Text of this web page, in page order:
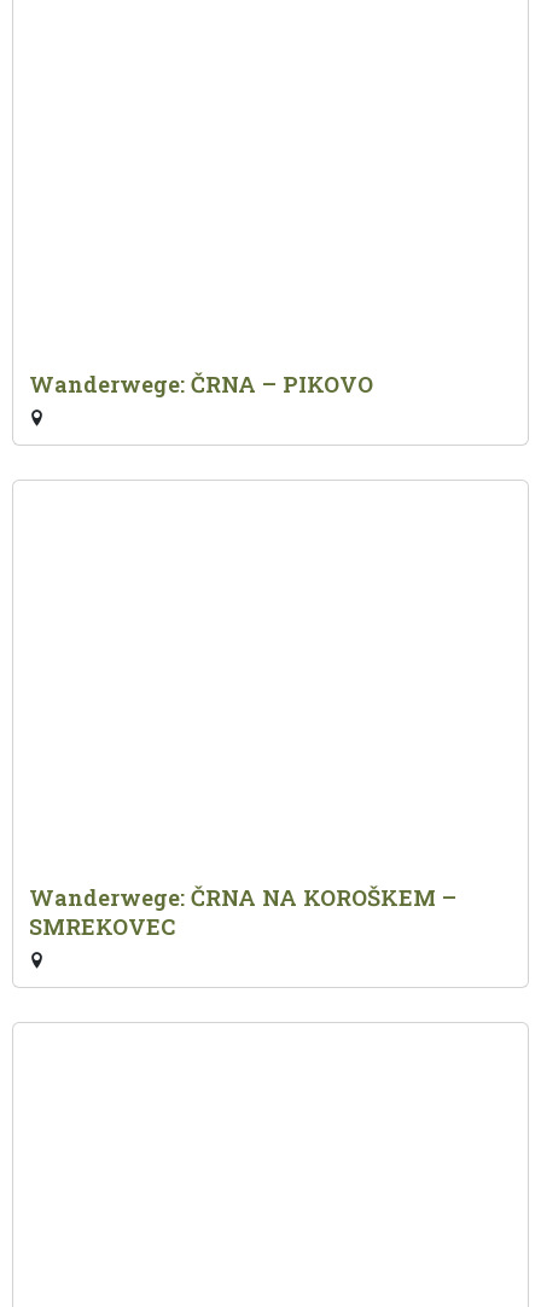
Wanderwege: ČRNA – PIKOVO
Wanderwege: ČRNA NA KOROŠKEM –
SMREKOVEC